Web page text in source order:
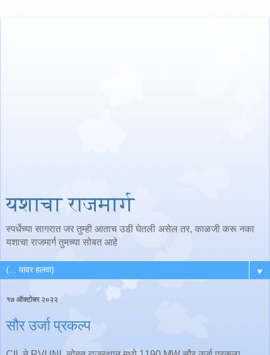
यशाचा राजमार्ग
स्पर्धेच्या सागरात जर तुम्ही आताच उडी घेतली असेल तर, काळजी करू नका
यशाचा राजमार्ग तुमच्या सोबत आहे
▼
१७ ऑक्टोबर २०२२
सौर उर्जा प्रकल्प